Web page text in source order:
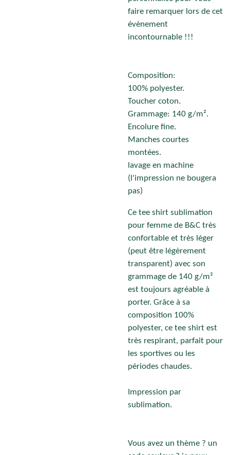
faire remarquer lors de cet
évènement
incontournable !!!
Composition:
100% polyester.
Toucher coton.
Grammage: 140 g/m².
Encolure fine.
Manches courtes
montées.
lavage en machine
(l'impression ne bougera
pas)
Ce tee shirt sublimation
pour femme de B&C très
confortable et très léger
(peut être légèrement
transparent) avec son
grammage de 140 g/m²
est toujours agréable à
porter. Grâce à sa
composition 100%
polyester, ce tee shirt est
très respirant, parfait pour
les sportives ou les
périodes chaudes.
Impression par
sublimation.
Vous avez un thème ? un